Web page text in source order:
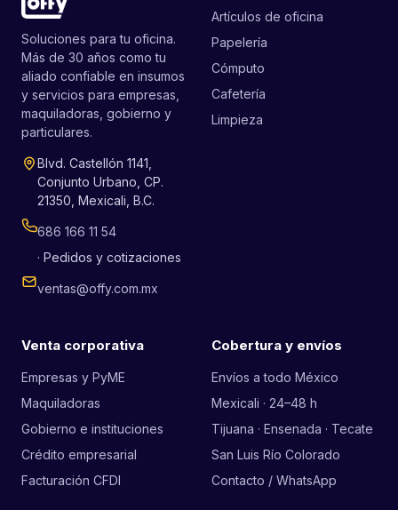
Soluciones para tu oficina.
Más de 30 años como tu
aliado confiable en insumos
y servicios para empresas,
maquiladoras, gobierno y
particulares.
Blvd. Castellón 1141,
Conjunto Urbano, CP.
21350, Mexicali, B.C.
686 166 11 54
· Pedidos y cotizaciones
ventas@offy.com.mx
Artículos de oficina
Papelería
Cómputo
Cafetería
Limpieza
Venta corporativa
Empresas y PyME
Maquiladoras
Gobierno e instituciones
Crédito empresarial
Facturación CFDI
Cobertura y envíos
Envíos a todo México
Mexicali · 24–48 h
Tijuana · Ensenada · Tecate
San Luis Río Colorado
Contacto / WhatsApp